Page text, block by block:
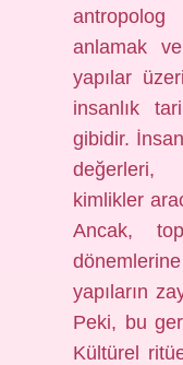
antropolog
anlamak
yapılar
insanlık
gibidir.
değerleri,
kimlikler
Ancak,
yapıların
Peki, bu
Kültürel